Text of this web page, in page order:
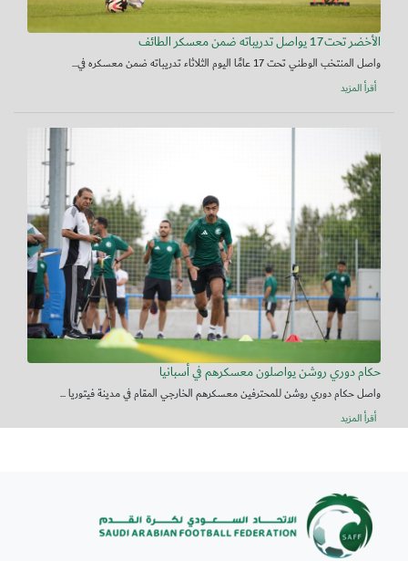
الأخضر تحت17 يواصل تدريباته ضمن معسكر الطائف
واصل المنتخب الوطني تحت 17 عامًا اليوم الثلاثاء تدريباته ضمن معسكره في...
أقرأ المزيد
حكام دوري روشن يواصلون معسكرهم في أسبانيا
واصل حكام دوري روشن للمحترفين معسكرهم الخارجي المقام في مدينة فيتوريا ...
أقرأ المزيد